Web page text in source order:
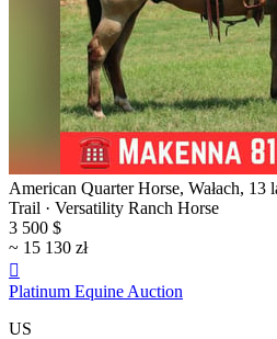
American Quarter Horse, Wałach, 13
Trail · Versatility Ranch Horse
3 500 $
~ 15 130 zł

Platinum Equine Auction
US